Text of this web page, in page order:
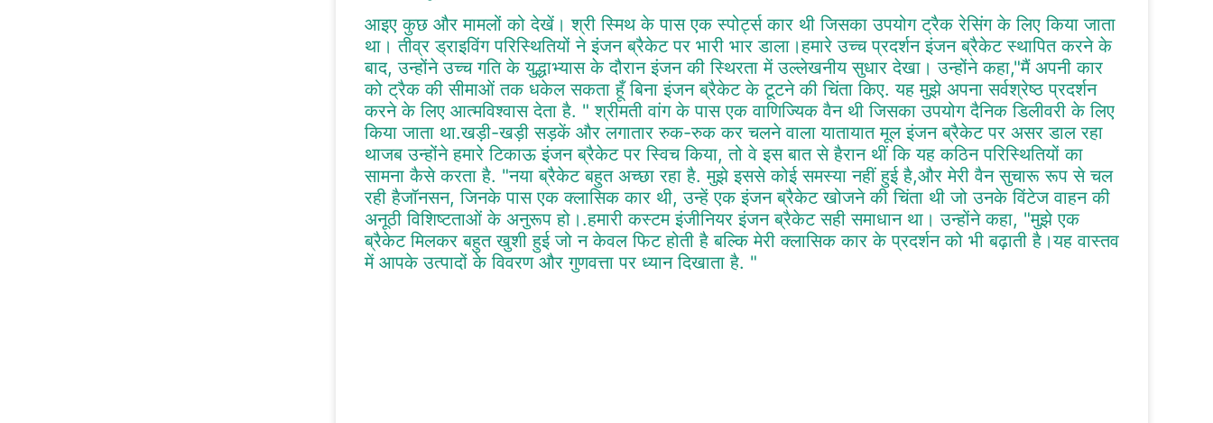
आइए कुछ और मामलों को देखें। श्री स्मिथ के पास एक स्पोर्ट्स कार थी जिसका उपयोग ट्रैक रेसिंग के लिए किया जाता
था। तीव्र ड्राइविंग परिस्थितियों ने इंजन ब्रैकेट पर भारी भार डाला।हमारे उच्च प्रदर्शन इंजन ब्रैकेट स्थापित करने के
बाद, उन्होंने उच्च गति के युद्धाभ्यास के दौरान इंजन की स्थिरता में उल्लेखनीय सुधार देखा। उन्होंने कहा,"मैं अपनी कार
को ट्रैक की सीमाओं तक धकेल सकता हूँ बिना इंजन ब्रैकेट के टूटने की चिंता किए. यह मुझे अपना सर्वश्रेष्ठ प्रदर्शन
करने के लिए आत्मविश्वास देता है. " श्रीमती वांग के पास एक वाणिज्यिक वैन थी जिसका उपयोग दैनिक डिलीवरी के लिए
किया जाता था.खड़ी-खड़ी सड़कें और लगातार रुक-रुक कर चलने वाला यातायात मूल इंजन ब्रैकेट पर असर डाल रहा
थाजब उन्होंने हमारे टिकाऊ इंजन ब्रैकेट पर स्विच किया, तो वे इस बात से हैरान थीं कि यह कठिन परिस्थितियों का
सामना कैसे करता है. "नया ब्रैकेट बहुत अच्छा रहा है. मुझे इससे कोई समस्या नहीं हुई है,और मेरी वैन सुचारू रूप से चल
रही हैजॉनसन, जिनके पास एक क्लासिक कार थी, उन्हें एक इंजन ब्रैकेट खोजने की चिंता थी जो उनके विंटेज वाहन की
अनूठी विशिष्टताओं के अनुरूप हो।.हमारी कस्टम इंजीनियर इंजन ब्रैकेट सही समाधान था। उन्होंने कहा, "मुझे एक
ब्रैकेट मिलकर बहुत खुशी हुई जो न केवल फिट होती है बल्कि मेरी क्लासिक कार के प्रदर्शन को भी बढ़ाती है।यह वास्तव
में आपके उत्पादों के विवरण और गुणवत्ता पर ध्यान दिखाता है. "